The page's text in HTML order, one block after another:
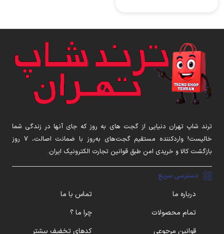
ترند شاپ تهران دنیایی از گجت های به روز که جای آنها در زندگی شما
خالیست! واردکننده مستقیم گجت‌های به‌روز با ضمانت اصالت، ۷ روز
بازگشت کالا و خریدی امن طبق قوانین تجارت الکترونیک ایران.
دسترسی سریع
درباره ما
تماس با ما
تمام محصولات
چرا ما ؟
قوانین مرجوعی
کدهای تخفیف بیشتر